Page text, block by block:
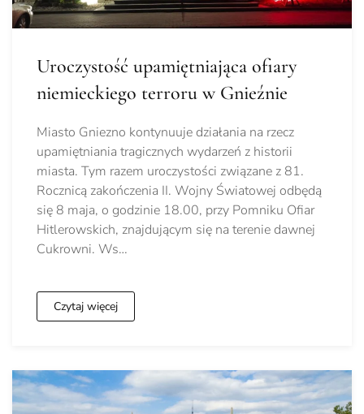
Uroczystość upamiętniająca ofiary
niemieckiego terroru w Gnieźnie
Miasto Gniezno kontynuuje działania na rzecz
upamiętniania tragicznych wydarzeń z historii
miasta. Tym razem uroczystości związane z 81.
Rocznicą zakończenia II. Wojny Światowej odbędą
się 8 maja, o godzinie 18.00, przy Pomniku Ofiar
Hitlerowskich, znajdującym się na terenie dawnej
Cukrowni. Ws…
Czytaj więcej